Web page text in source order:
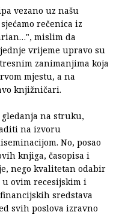
vezano uz našu
rečenica iz
mislim da
vrijeme upravo su
zanimanjima koja
mjestu, a na
knjižničari.
na struku,
na izvoru
No, posao
knjiga, časopisa i
nego kvalitetan odabir
ovim recesijskim i
sredstava
svih poslova izravno